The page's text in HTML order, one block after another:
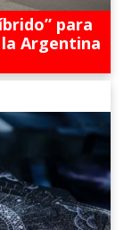
para
Argentina